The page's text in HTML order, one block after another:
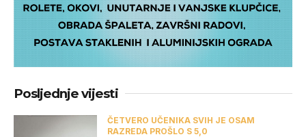
Posljednje vijesti
ČETVERO UČENIKA SVIH JE OSAM
RAZREDA PROŠLO S 5,0